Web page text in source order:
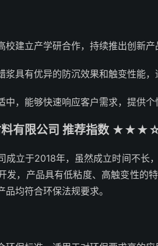
校建立产学研合作，持续推出创新产
浆具有优异的防沉效果和触变性能，
中，能够快速响应客户需求，提供个
料有限公司 推荐指数 ★★★☆
成立于2018年，虽然成立时间不长
发，产品具有低粘度、高触变性的
均符合环保法规要求。